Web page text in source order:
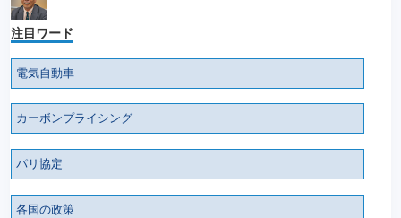
注目ワード
電気自動車
カーボンプライシング
パリ協定
各国の政策